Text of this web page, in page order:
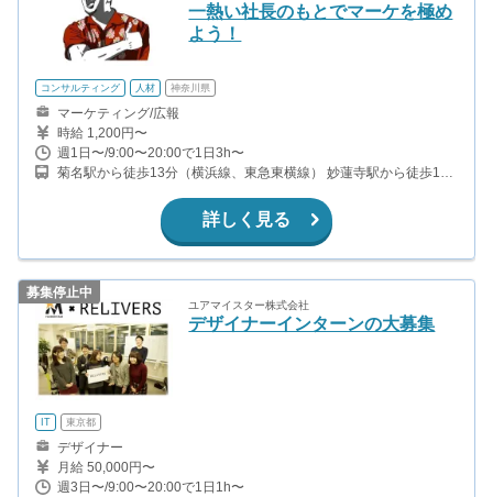
一熱い社長のもとでマーケを極め
よう！
コンサルティング 人材 神奈川県
マーケティング/広報
時給 1,200円〜
週1日〜/9:00〜20:00で1日3h〜
菊名駅から徒歩13分（横浜線、東急東横線） 妙蓮寺駅から徒歩12
詳しく見る
募集停止中
ユアマイスター株式会社
デザイナーインターンの大募集
IT 東京都
デザイナー
月給 50,000円〜
週3日〜/9:00〜20:00で1日1h〜